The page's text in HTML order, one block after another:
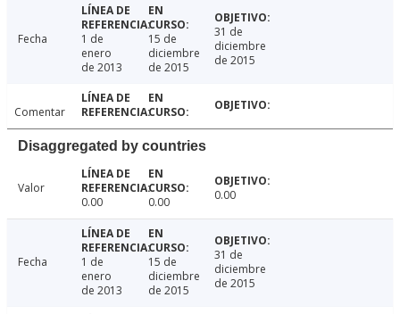
Fecha
1 de
enero
de 2013
15 de
diciembre
de 2015
31 de
diciembre
de 2015
Comentar
Disaggregated by countries
Valor
0.00
0.00 0.00
Fecha
1 de
enero
de 2013
15 de
diciembre
de 2015
31 de
diciembre
de 2015